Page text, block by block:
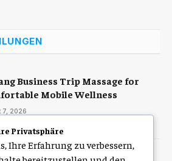
Business Trip Massage for
Mobile Wellness
7, 2026
Service Hamburg für eine
Privatsphäre
Ihre Erfahrung zu verbessern,